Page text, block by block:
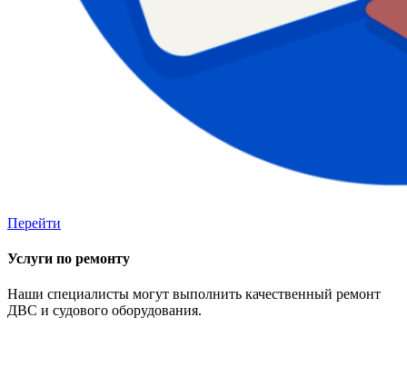
Перейти
Услуги по ремонту
Наши специалисты могут выполнить качественный ремонт
ДВС и судового оборудования.